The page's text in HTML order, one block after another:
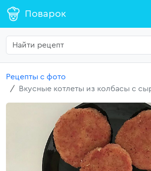
Поварок
Рецепты с фото
Вкусные котлеты из колбасы с